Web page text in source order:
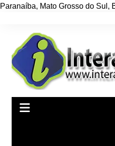
Paranaíba, Mato Grosso do Sul ,
conteúdo